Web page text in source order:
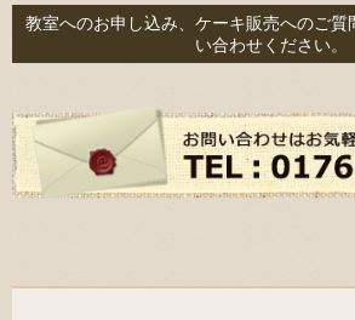
教室へのお申し込み、ケーキ販売へのご質
い合わせください。